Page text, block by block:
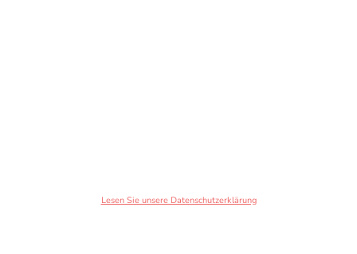
Lesen Sie unsere Datenschutzerklärung